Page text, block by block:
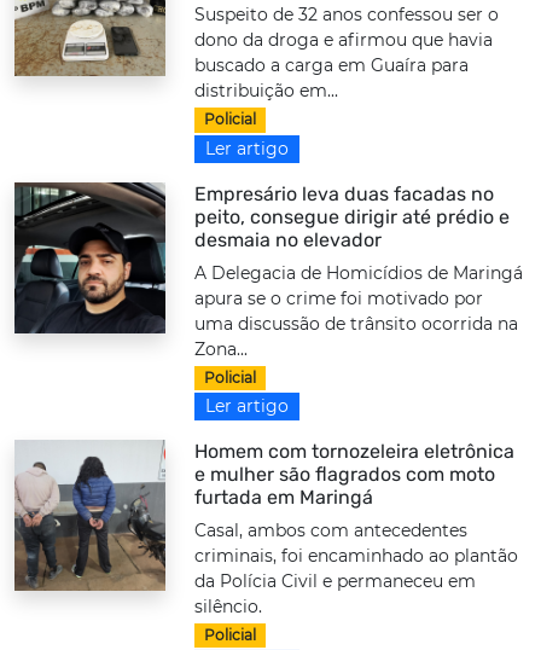
Suspeito de 32 anos confessou ser o
dono da droga e afirmou que havia
buscado a carga em Guaíra para
distribuição em...
Policial
Ler artigo
Empresário leva duas facadas no
peito, consegue dirigir até prédio e
desmaia no elevador
A Delegacia de Homicídios de Maringá
apura se o crime foi motivado por
uma discussão de trânsito ocorrida na
Zona...
Policial
Ler artigo
Homem com tornozeleira eletrônica
e mulher são flagrados com moto
furtada em Maringá
Casal, ambos com antecedentes
criminais, foi encaminhado ao plantão
da Polícia Civil e permaneceu em
silêncio.
Policial